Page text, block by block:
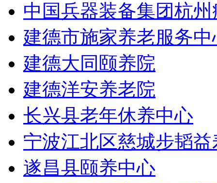
中国兵器装备集团杭
建德市施家养老服务中
建德大同颐养院
建德洋安养老院
长兴县老年休养中心
宁波江北区慈城步韬益
遂昌县颐养中心